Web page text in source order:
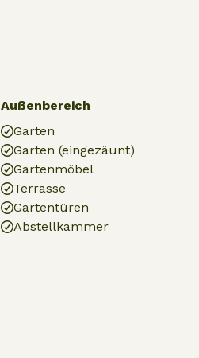
Außenbereich
Garten
Garten (eingezäunt)
Gartenmöbel
Terrasse
Gartentüren
Abstellkammer